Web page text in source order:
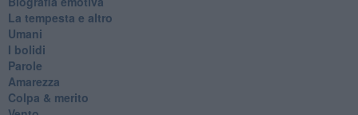
La tempesta e altro
Umani
I bolidi
Parole
Amarezza
Colpa & merito